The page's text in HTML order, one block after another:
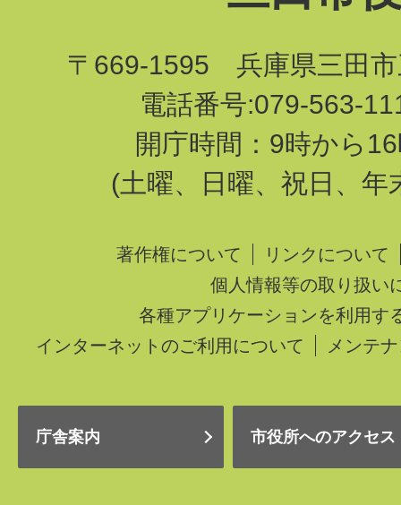
〒669-1595 兵庫県三田市
電話番号:079-563-
開庁時間：9時から
(土曜、日曜、祝日、年
著作権について
リンクについて
個人情報等の取り扱い
各種アプリケーションを利用す
インターネットのご利用について
メンテ
庁舎案内 市役所へのアクセス